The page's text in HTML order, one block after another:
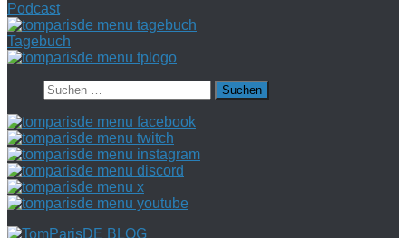
Podcast
Tagebuch
Suchen
nach: